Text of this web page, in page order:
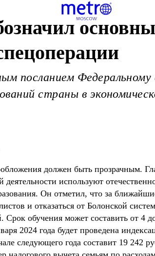
посланием Федеральному
страны в
должен быть прозрачным.
используют
Он отметил, что за
и отказаться от Болонской
обучения может составить от 4
2024 года будет проведена
следующего года составит 19 242